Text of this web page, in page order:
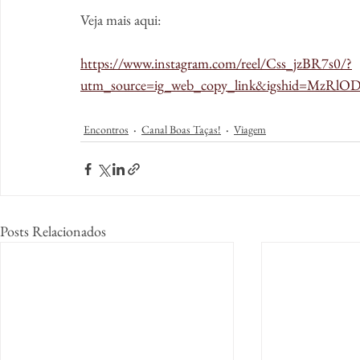
Veja mais aqui:
https://www.instagram.com/reel/Css_jzBR7s0/?
Encontros Canal Boas Taças! Viagem
Posts Relacionados